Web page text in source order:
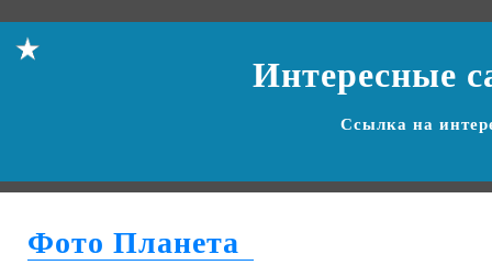
Интересные
Ссылка на
Фото Планета